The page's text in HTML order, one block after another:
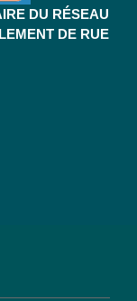
DU RÉSEAU
DE RUE